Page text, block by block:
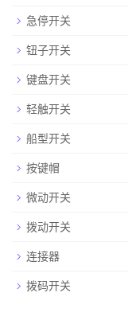
急停开关
钮子开关
键盘开关
轻触开关
船型开关
按键帽
微动开关
拨动开关
连接器
拨码开关